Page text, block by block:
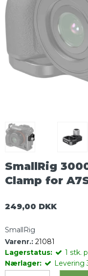
SmallRig
Clamp for
249,00 DKK
SmallRig
Varenr.: 21081
Lagerstatus:
1 stk.
Nærlager:
Levering